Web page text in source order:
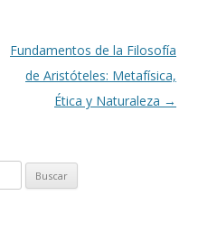
Fundamentos de la Filosofía
de Aristóteles: Metafísica,
Ética y Naturaleza →